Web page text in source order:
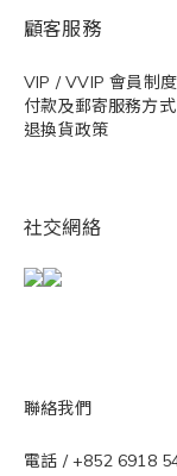
顧客服務
VIP / VVIP 會員制度
付款及郵寄服務方式
退換貨政策
社交網絡
聯絡我們
電話 / +852 6918